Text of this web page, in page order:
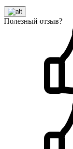
Полезный отзыв?